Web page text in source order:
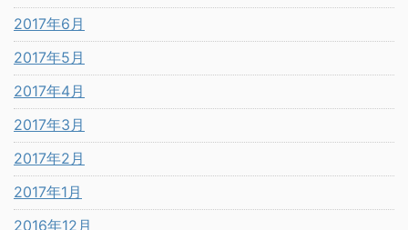
2017年6月
2017年5月
2017年4月
2017年3月
2017年2月
2017年1月
2016年12月